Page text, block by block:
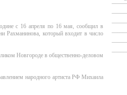
с 16 апреля по 16 мая, сообщил в
Рахманинова, который входит в число
Новгороде в общественно-деловом
народного артиста РФ Михаила